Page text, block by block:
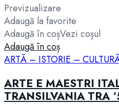
Previzualizare
Adaugă la favorite
Adaugă în coșVezi coșul
Adaugă în coș
ARTĂ – ISTORIE –
ARTE E MAESTRI
TRANSILVANIA TRA